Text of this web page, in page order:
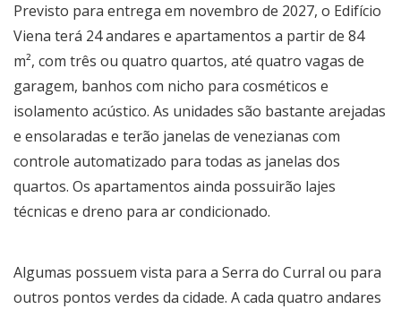
Previsto para entrega em novembro de 2027, o Edifício
Viena terá 24 andares e apartamentos a partir de 84
m², com três ou quatro quartos, até quatro vagas de
garagem, banhos com nicho para cosméticos e
isolamento acústico. As unidades são bastante arejadas
e ensolaradas e terão janelas de venezianas com
controle automatizado para todas as janelas dos
quartos. Os apartamentos ainda possuirão lajes
técnicas e dreno para ar condicionado.
Algumas possuem vista para a Serra do Curral ou para
outros pontos verdes da cidade. A cada quatro andares